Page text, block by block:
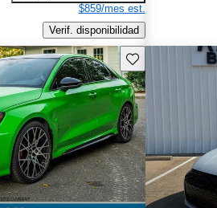
$859/mes est.
Verif. disponibilidad
Guarda este Aviso